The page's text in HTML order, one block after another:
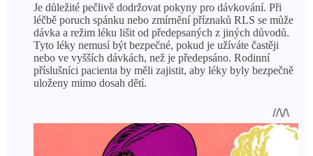
Je důležité pečlivě dodržovat pokyny pro dávkování. Při
léčbě poruch spánku nebo zmírnění příznaků RLS se může
dávka a režim léku lišit od předepsaných z jiných důvodů.
Tyto léky nemusí být bezpečné, pokud je užíváte častěji
nebo ve vyšších dávkách, než je předepsáno. Rodinní
příslušníci pacienta by měli zajistit, aby léky byly bezpečně
uloženy mimo dosah dětí.